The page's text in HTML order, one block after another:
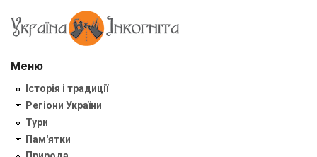
Меню
Історія і традиції
Регіони України
Тури
Пам'ятки